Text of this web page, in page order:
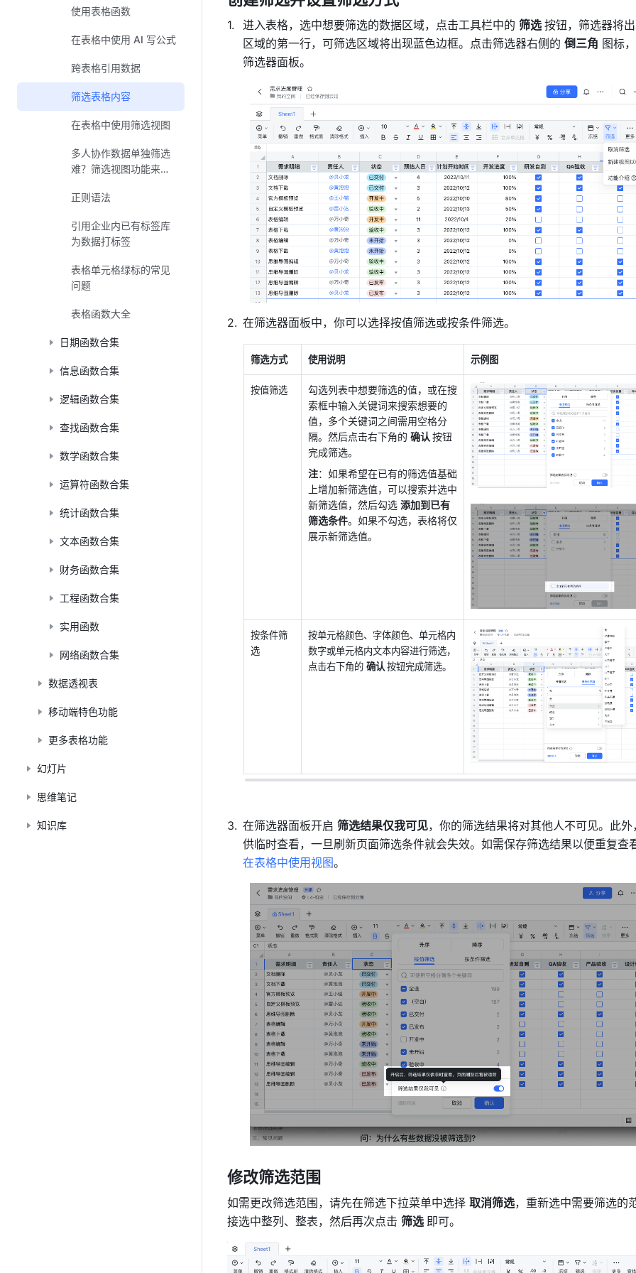
使用表格函数
在表格中使用 AI 写公式
跨表格引用数据
筛选表格内容
在表格中使用筛选视图
多人协作数据单独筛选
难？筛选视图功能来
正则语法
引用企业内已有标签库
为数据打标签
表格单元格绿标的常见
问题
表格函数大全
日期函数合集
信息函数合集
逻辑函数合集
查找函数合集
数学函数合集
运算符函数合集
统计函数合集
文本函数合集
财务函数合集
工程函数合集
实用函数
网络函数合集
数据透视表
移动端特色功能
更多表格功能
幻灯片
思维笔记
知识库
进入表格，选中想要筛选的数据区域，点击工具栏中的 筛选 按钮，筛选器将
区域的第一行，可筛选区域将出现蓝色边框。点击筛选器右侧的 倒三角 图标
筛选器面板。
在筛选器面板中，你可以选择按值筛选或按条件筛选。
筛选方式 使用说明 示例图
按值筛选 勾选列表中想要筛选的值，或在搜
索框中输入关键词来搜索想要的
值，多个关键词之间需用空格分
隔。然后点击右下角的 确认 按钮
完成筛选。
注：如果希望在已有的筛选值基础
上增加新筛选值，可以搜索并选中
新筛选值，然后勾选 添加到已有
筛选条件。如果不勾选，表格将仅
展示新筛选值。
按条件筛
选
按单元格颜色、字体颜色、单元格内
数字或单元格内文本内容进行筛选，
点击右下角的 确认 按钮完成筛选。
在筛选器面板开启 筛选结果仅我可见，你的筛选结果将对其他人不可见。此
供临时查看，一旦刷新页面筛选条件就会失效。如需保存筛选结果以便重复查
在表格中使用视图。
修改筛选范围
如需更改筛选范围，请先在筛选下拉菜单中选择 取消筛选，重新选中需要筛选的
接选中整列、整表，然后再次点击 筛选 即可。